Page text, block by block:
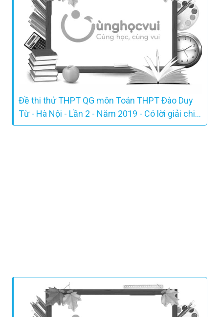
Đề thi thử THPT QG môn Toán THPT Đào Duy
Từ - Hà Nội - Lần 2 - Năm 2019 - Có lời giải chi
tiết